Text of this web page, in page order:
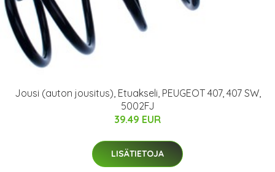
Jousi (auton jousitus), Etuakseli, PEUGEOT 407, 407 SW,
5002FJ
39.49 EUR
LISÄTIETOJA